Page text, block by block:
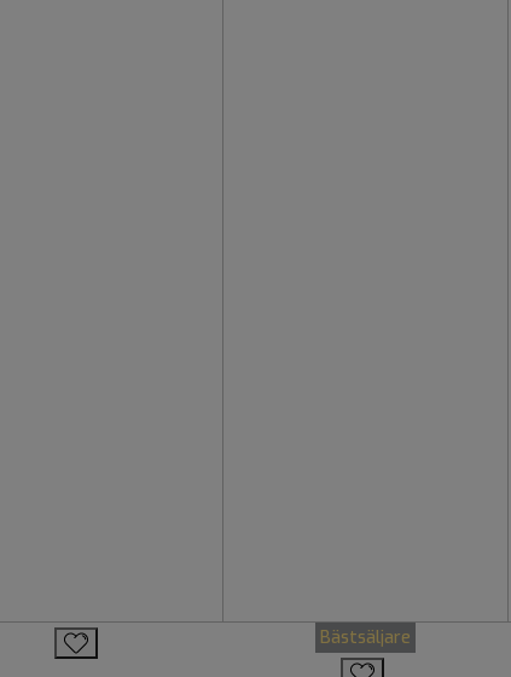
Bästsäljare